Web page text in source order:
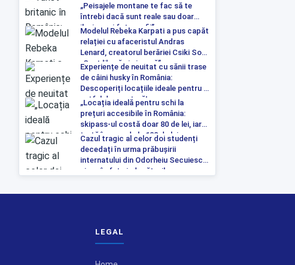
„Peisajele montane te fac să te
întrebi dacă sunt reale sau doar
iluzia unei fotografii”
Modelul Rebeka Karpati a pus capăt
relației cu afaceristul Andras
Lenard, creatorul berăriei Csiki Sor:
„Sunt liberă și singură”
Experiențe de neuitat cu sănii trase
de câini husky în România:
Descoperiți locațiile ideale pentru o
astfel de aventură!
„Locația ideală pentru schi la
prețuri accesibile în România:
skipass-ul costă doar 80 de lei, iar
tartă începe de la 100 de lei pe
noapte”
Cazul tragic al celor doi studenți
decedați în urma prăbușirii
internatului din Odorheiu Secuiesc a
ajuns în fața judecătorilor
LEGAL